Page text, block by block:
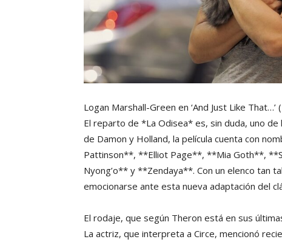
Logan Marshall-Green en ‘And Just Like That…’
El reparto de *La Odisea* es, sin duda, uno
de Damon y Holland, la película cuenta con
Pattinson**, **Elliot Page**, **Mia Goth**,
Nyong’o** y **Zendaya**. Con un elenco tan
emocionarse ante esta nueva adaptación del
El rodaje, que según Theron está en sus
La actriz, que interpreta a Circe, mencionó